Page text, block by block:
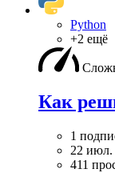
Python
+2 ещё
Как
1
22 июл.
411